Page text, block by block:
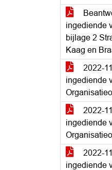
ingediende
bijlage 2
Kaag en
2022-
ingediende
2022-
ingediende
2022-
ingediende